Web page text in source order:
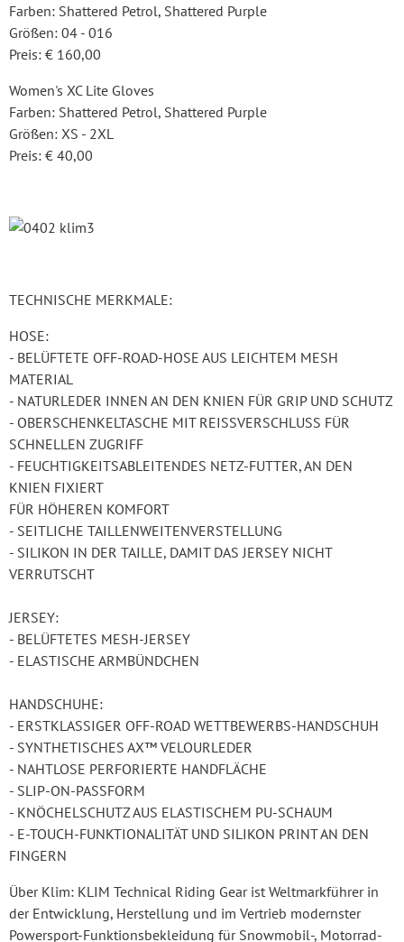
Farben: Shattered Petrol, Shattered Purple
Größen: 04 - 016
Preis: € 160,00
Women's XC Lite Gloves
Farben: Shattered Petrol, Shattered Purple
Größen: XS - 2XL
Preis: € 40,00
TECHNISCHE MERKMALE:
HOSE:
- BELÜFTETE OFF-ROAD-HOSE AUS LEICHTEM MESH
MATERIAL
- NATURLEDER INNEN AN DEN KNIEN FÜR GRIP UND SCHUTZ
- OBERSCHENKELTASCHE MIT REISSVERSCHLUSS FÜR
SCHNELLEN ZUGRIFF
- FEUCHTIGKEITSABLEITENDES NETZ-FUTTER, AN DEN
KNIEN FIXIERT
FÜR HÖHEREN KOMFORT
- SEITLICHE TAILLENWEITENVERSTELLUNG
- SILIKON IN DER TAILLE, DAMIT DAS JERSEY NICHT
VERRUTSCHT
JERSEY:
- BELÜFTETES MESH-JERSEY
- ELASTISCHE ARMBÜNDCHEN
HANDSCHUHE:
- ERSTKLASSIGER OFF-ROAD WETTBEWERBS-HANDSCHUH
- SYNTHETISCHES AX™ VELOURLEDER
- NAHTLOSE PERFORIERTE HANDFLÄCHE
- SLIP-ON-PASSFORM
- KNÖCHELSCHUTZ AUS ELASTISCHEM PU-SCHAUM
- E-TOUCH-FUNKTIONALITÄT UND SILIKON PRINT AN DEN
FINGERN
Über Klim: KLIM Technical Riding Gear ist Weltmarkführer in
der Entwicklung, Herstellung und im Vertrieb modernster
Powersport-Funktionsbekleidung für Snowmobil-, Motorrad-